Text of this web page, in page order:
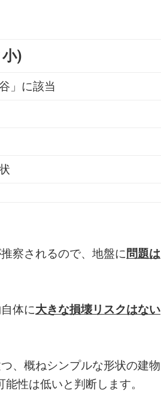
)
」に該当
察されるので、地盤に問題は
体に大きな損壊リスクはない
、概ねシンプルな形状の建物
性は低いと判断します。